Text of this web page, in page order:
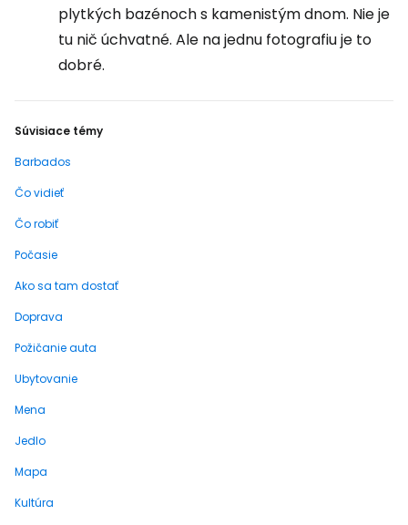
plytkých bazénoch s kamenistým dnom. Nie je
tu nič úchvatné. Ale na jednu fotografiu je to
dobré.
Súvisiace témy
Barbados
Čo vidieť
Čo robiť
Počasie
Ako sa tam dostať
Doprava
Požičanie auta
Ubytovanie
Mena
Jedlo
Mapa
Kultúra